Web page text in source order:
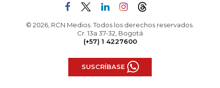
© 2026, RCN Medios. Todos los derechos reservados.
Cr. 13a 37-32, Bogotá
(+57) 1 4227600
SUSCRÍBASE